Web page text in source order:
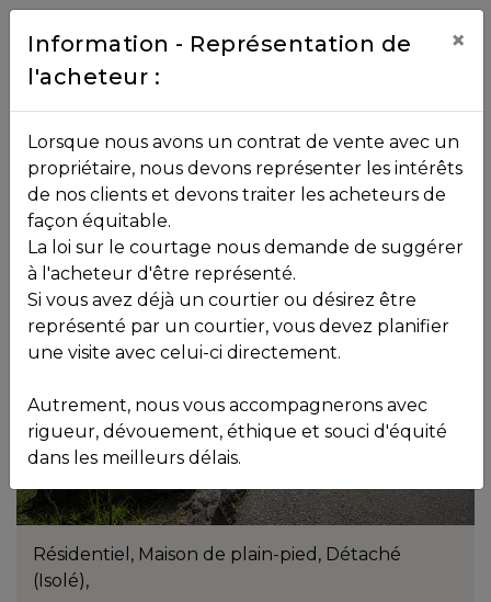
Contact
NOS
PROPRIÉTÉS
VOS
COURTIERS
Équipe
Partenaires
Témoignages
Blogue
Toutes les propriétés 2700 Rue du
Hameau Sainte-Adèle
Vendu
Résidentiel, Maison de plain-pied, Détaché
(Isolé),
Information - Représentation de
l'acheteur :
×
Lorsque nous avons un contrat de vente avec un
propriétaire, nous devons représenter les intérêts
de nos clients et devons traiter les acheteurs de
façon équitable.
La loi sur le courtage nous demande de suggérer
à l'acheteur d'être représenté.
Si vous avez déjà un courtier ou désirez être
représenté par un courtier, vous devez planifier
une visite avec celui-ci directement.
Autrement, nous vous accompagnerons avec
rigueur, dévouement, éthique et souci d'équité
dans les meilleurs délais.